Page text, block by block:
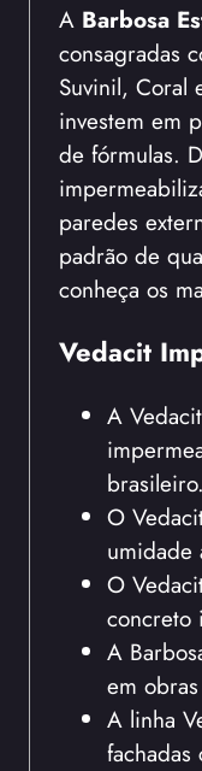
A Barbosa
consagradas
Suvinil, Coral
investem em
de fórmulas.
paredes
padrão de
conheça os
Vedacit
A
brasileiro.
O
umidade
O
concreto
A
em
A linha
fachadas